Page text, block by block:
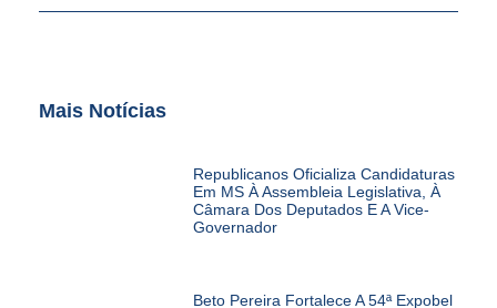
Mais Notícias
Republicanos Oficializa Candidaturas
Em MS À Assembleia Legislativa, À
Câmara Dos Deputados E A Vice-
Governador
Beto Pereira Fortalece A 54ª Expobel